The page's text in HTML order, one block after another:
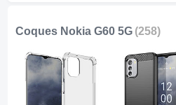
Coques Nokia G60 5G (258)